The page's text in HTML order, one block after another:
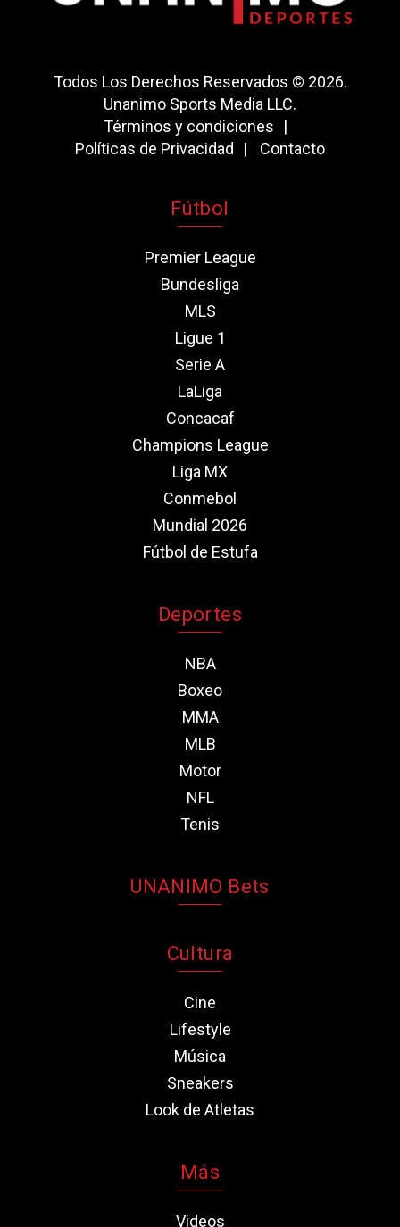
Todos Los Derechos Reservados © 2026.
Unanimo Sports Media LLC.
Términos y condiciones
Políticas de Privacidad
Contacto
Fútbol
Premier League
Bundesliga
MLS
Ligue 1
Serie A
LaLiga
Concacaf
Champions League
Liga MX
Conmebol
Mundial 2026
Fútbol de Estufa
Deportes
NBA
Boxeo
MMA
MLB
Motor
NFL
Tenis
UNANIMO Bets
Cultura
Cine
Lifestyle
Música
Sneakers
Look de Atletas
Más
Videos